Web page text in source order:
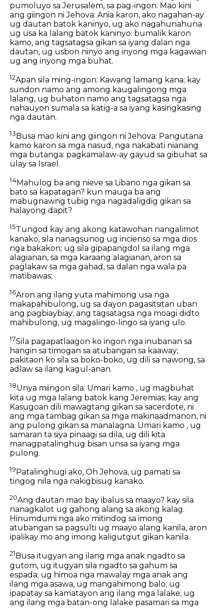
pumoluyo sa Jerusalem, sa pag-ingon: Mao kini
ang giingon ni Jehova: Ania karon, ako nagahan-ay
ug dautan batok kaninyo, ug ako nagahunahuna
ug usa ka lalang batok kaninyo: bumalik karon
kamo, ang tagsatagsa gikan sa iyang dalan nga
dautan, ug usbon ninyo ang inyong mga kagawian
ug ang inyong mga buhat.
12Apan sila ming-ingon: Kawang lamang kana; kay
sundon namo ang among kaugalingong mga
lalang, ug buhaton namo ang tagsatagsa nga
nahauyon sumala sa katig-a sa iyang kasingkasing
nga dautan.
13Busa mao kini ang giingon ni Jehova: Pangutana
kamo karon sa mga nasud, nga nakabati nianang
mga butanga: pagkamalaw-ay gayud sa gibuhat sa
ulay sa Israel.
14Mahulog ba ang nieve sa Libano nga gikan sa
bato sa kapatagan? kun mauga ba ang
mabugnawng tubig nga nagadaligdig gikan sa
halayong dapit?
15Tungod kay ang akong katawohan nangalimot
kanako, sila nanagsunog ug incienso sa mga dios
nga bakakon; ug sila gipapangdol sa ilang mga
alagianan, sa mga karaang alagianan, aron sa
paglakaw sa mga gahad, sa dalan nga wala pa
matibawas;
16Aron ang ilang yuta mahimong usa nga
makapahibulong, ug sa dayon pagasitsitan uban
ang pagbiaybiay; ang tagsatagsa nga moagi didto
mahibulong, ug magalingo-lingo sa iyang ulo.
17Sila pagapatlaagon ko ingon nga inubanan sa
hangin sa timogan sa atubangan sa kaaway;
pakitaon ko sila sa boko-boko, ug dili sa nawong, sa
adlaw sa ilang kagul-anan.
18Unya miingon sila: Umari kamo , ug magbuhat
kita ug mga lalang batok kang Jeremias; kay ang
Kasugoan dili mawagtang gikan sa sacerdote, ni
ang mga tambag gikan sa mga makinaadmanon, ni
ang pulong gikan sa manalagna. Umari kamo , ug
samaran ta siya pinaagi sa dila, ug dili kita
managpatalinghug bisan unsa sa iyang mga
pulong.
19Patalinghugi ako, Oh Jehova, ug pamati sa
tingog nila nga nakigbisug kanako.
20Ang dautan mao bay ibalus sa maayo? kay sila
nanagkalot ug gahong alang sa akong kalag.
Hinumdumi nga ako mitindog sa imong
atubangan sa pagsulti ug maayo alang kanila, aron
ipalikay mo ang imong kaligutgut gikan kanila.
21 Busa itugyan ang ilang mga anak ngadto sa
gutom, ug itugyan sila ngadto sa gahum sa
espada; ug himoa nga mawalay mga anak ang
ilang mga asawa, ug mangahimong balo; ug
ipapatay sa kamatayon ang ilang mga lalake; ug
ang ilang mga batan-ong lalake pasamari sa mga